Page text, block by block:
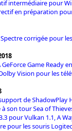
intermédiaire pour
en préparation
corrigée pour
Game Ready
Vision pour les
de ShadowPlay
son tour Sea of
pour Vulkan 1.1, A
pour les souris